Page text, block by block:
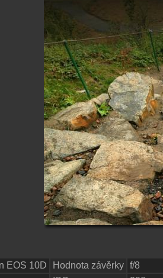
EOS 10D Hodnota závěrky f/8